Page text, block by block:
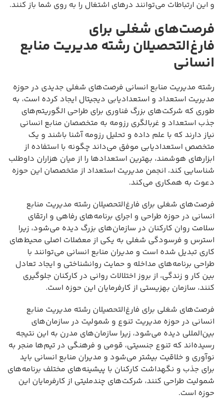
و این ارتباطات می‌توانند درهای اشتغال را به روی شما باز کنند.
فرصت‌های شغلی برای
فارغ‌التحصیلان رشته مدیریت منابع
انسانی
رشته مدیریت منابع انسانی فرصت‌های شغلی جدیدی در حوزه
مدیریت استعداد و استعدادیابی دیجیتال ایجاد کرده است، به
طوری که شرکت‌های بزرگ فناوری برای طراحی الگوریتم‌های
جذب استعداد و غربالگری رزومه به متخصصان منابع انسانی
نیاز دارند که با علم داده و تحلیل رزومه آشنا باشند و یک
متخصص استعدادیابی موفق می‌داند چگونه با استفاده از
ابزارهای هوشمند، بهترین استعدادها را از میان هزاران داوطلب
شناسایی کند، انجمن مدیریت استعداد از متخصصان این حوزه
دعوت به همکاری می‌کند.
فرصت‌های شغلی برای فارغ‌التحصیلان رشته مدیریت منابع
انسانی در حوزه طراحی و اجرای برنامه‌های رفاهی و ارتقای
سلامت روان کارکنان در سازمان‌های بزرگ دیده می‌شود، زیرا
استرس و فرسودگی شغلی به یکی از معضلات اصلی محیط‌های
کاری تبدیل شده است و مدیران منابع انسانی می‌توانند با
طراحی برنامه‌های مداخله و حمایت روانشناختی و ایجاد تعادل
بین کار و زندگی، از بروز اختلالات روانی در کارکنان جلوگیری
کنند، سازمان بهزیستی از کارفرمایان این حوزه است.
فرصت‌های شغلی برای فارغ‌التحصیلان رشته مدیریت منابع
انسانی در حوزه مدیریت تنوع و شمولیت در سازمان‌های
بین‌المللی دیده می‌شود، زیرا سازمان‌های مدرن به این نتیجه
رسیده‌اند که تنوع جنسیتی، قومی و فرهنگی در تیم‌ها منجر به
نوآوری و خلاقیت بیشتر می‌شود و مدیران منابع انسانی باید
برای جذب و نگهداشت کارکنان با پیشینه‌های مختلف برنامه‌های
شمولیت طراحی کنند، شرکت‌های چندملیتی از کارفرمایان این
حوزه است.